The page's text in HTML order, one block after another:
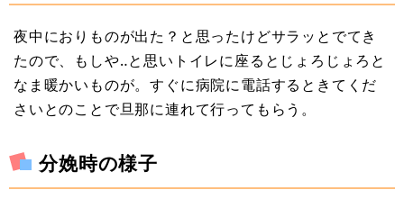
夜中におりものが出た？と思ったけどサラッとでてき
たので、もしや‥と思いトイレに座るとじょろじょろと
なま暖かいものが。すぐに病院に電話するときてくだ
さいとのことで旦那に連れて行ってもらう。
分娩時の様子